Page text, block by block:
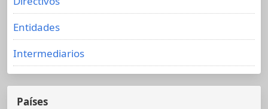
Entidades
Intermediarios
Países